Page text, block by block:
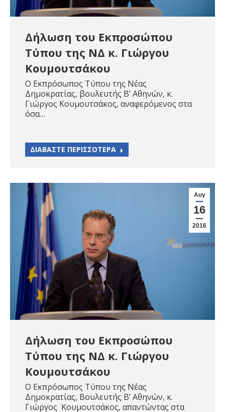
Δήλωση του Εκπροσώπου
Τύπου της ΝΔ κ. Γιώργου
Κουμουτσάκου
Ο Εκπρόσωπος Τύπου της Νέας
Δημοκρατίας, βουλευτής Β’ Αθηνών, κ.
Γιώργος Κουμουτσάκος, αναφερόμενος στα
όσα…
ΔΙΑΒΑΣΤΕ ΠΕΡΙΣΣΟΤΕΡΑ
Αυγ
16
2016
Δήλωση του Εκπροσώπου
Τύπου της ΝΔ κ. Γιώργου
Κουμουτσάκου
Ο Εκπρόσωπος Τύπου της Νέας
Δημοκρατίας, Βουλευτής Β’ Αθηνών, κ.
Γιώργος Κουμουτσάκος, απαντώντας στα